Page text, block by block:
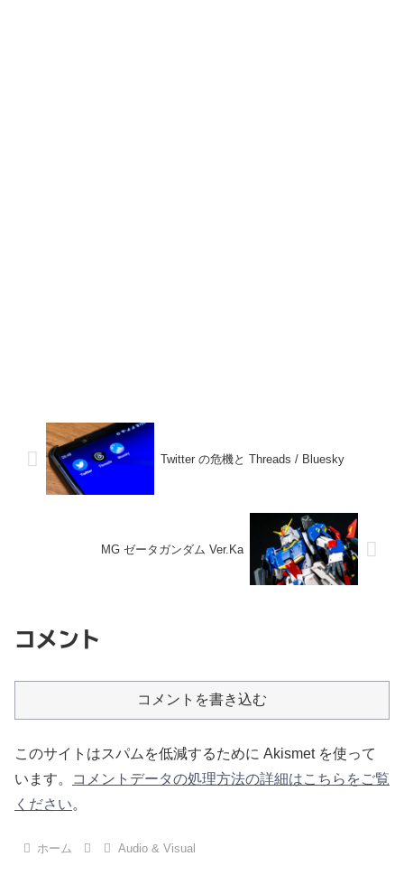
Twitter の危機と Threads / Bluesky
MG ゼータガンダム Ver.Ka
コメント
コメントを書き込む
このサイトはスパムを低減するために Akismet を使って
います。
コメントデータの処理方法の詳細はこちらをご覧
ください。
ホーム Audio & Visual